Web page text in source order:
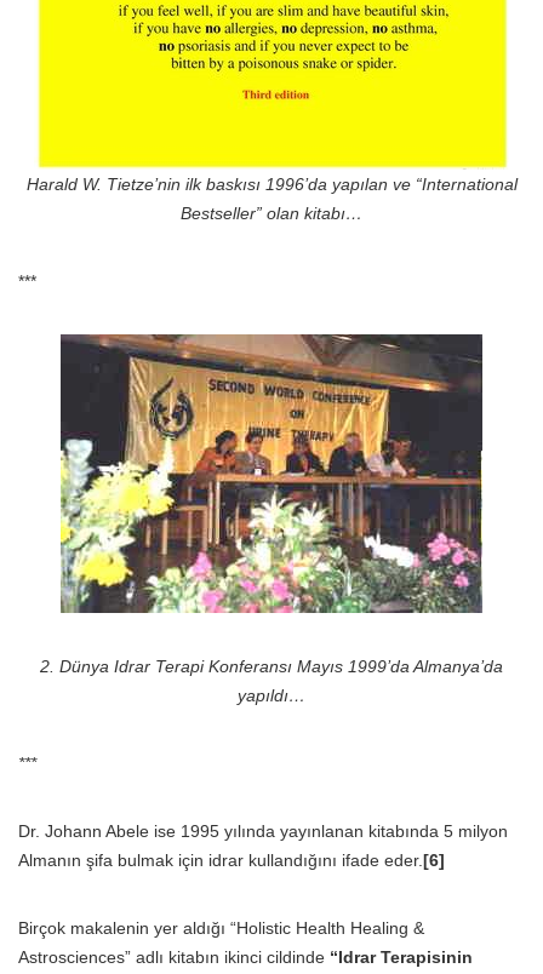
Harald W. Tietze’nin ilk baskısı 1996’da yapılan ve “International
Bestseller” olan kitabı…
***
2. Dünya Idrar Terapi Konferansı Mayıs 1999’da Almanya’da
yapıldı…
***
Dr. Johann Abele ise 1995 yılında yayınlanan kitabında 5 milyon
Almanın şifa bulmak için idrar kullandığını ifade eder.[6]
Birçok makalenin yer aldığı “Holistic Health Healing &
Astrosciences” adlı kitabın ikinci cildinde “Idrar Terapisinin